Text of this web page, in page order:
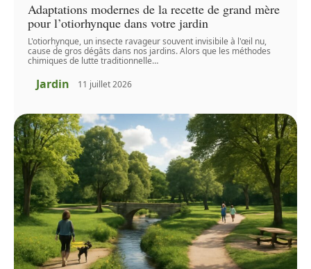
Adaptations modernes de la recette de grand mère
pour l’otiorhynque dans votre jardin
L'otiorhynque, un insecte ravageur souvent invisibile à l'œil nu,
cause de gros dégâts dans nos jardins. Alors que les méthodes
chimiques de lutte traditionnelle…
Jardin 11 juillet 2026